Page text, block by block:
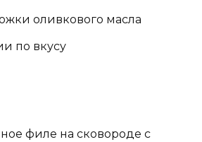
оливкового масла
по вкусу
филе на сковороде с